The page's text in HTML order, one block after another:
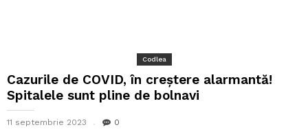
Codlea
Cazurile de COVID, în creștere alarmantă!
Spitalele sunt pline de bolnavi
11 septembrie 2023 0